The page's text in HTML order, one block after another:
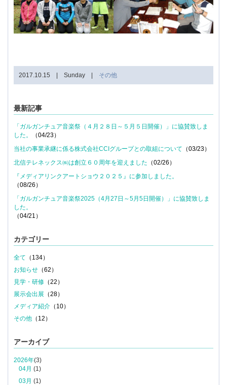
2017.10.15 | Sunday | その他
最新記事
「ガルガンチュア音楽祭（４月２８日～５月５日開催）」に協賛致しま
した。
（04/23）
当社の事業承継に係る株式会社CCIグループとの取組について （03/23）
北信テレネックス㈱は創立６０周年を迎えました （02/26）
『メディアリンクアートショウ２０２５』に参加しました。
（08/26）
「ガルガンチュア音楽祭2025（4月27日～5月5日開催）」に協賛致しま
した。
（04/21）
カテゴリー
全て （134）
お知らせ （62）
見学・研修 （22）
展示会出展 （28）
メディア紹介 （10）
その他 （12）
アーカイブ
2026年(3)
04月 (1)
03月 (1)